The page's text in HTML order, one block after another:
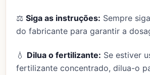
⚖️ Siga as instruções: Sempre
do fabricante para garantir a
💧 Dilua o fertilizante: Se estiver
fertilizante concentrado, dilua-o